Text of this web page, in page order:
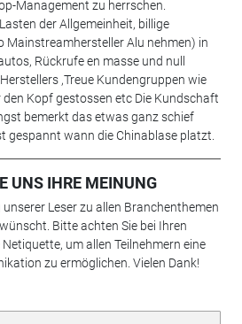
Management zu herrschen.
der Allgemeinheit, billige
Mainstreamhersteller Alu nehmen) in
Rückrufe en masse und null
,Treue Kundengruppen wie
Kopf gestossen etc Die Kundschaft
bemerkt das etwas ganz schief
gespannt wann die Chinablase platzt.
UNS IHRE MEINUNG
Leser zu allen Branchenthemen
Bitte achten Sie bei Ihren
um allen Teilnehmern eine
zu ermöglichen. Vielen Dank!